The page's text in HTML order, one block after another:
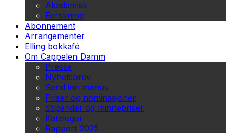
Akademisk
Forskning
Abonnement
Arrangementer
Elling bokkafé
Om Cappelen Damm
Presse
Nyhetsbrev
Send inn manus
Priser og nominasjoner
Stipender og minnepriser
Kataloger
Rapport 2025